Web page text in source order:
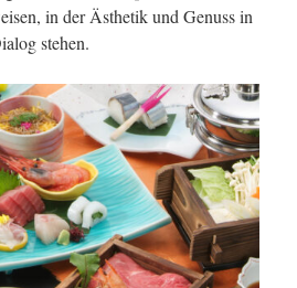
in der Ästhetik und Genuss in
stehen.